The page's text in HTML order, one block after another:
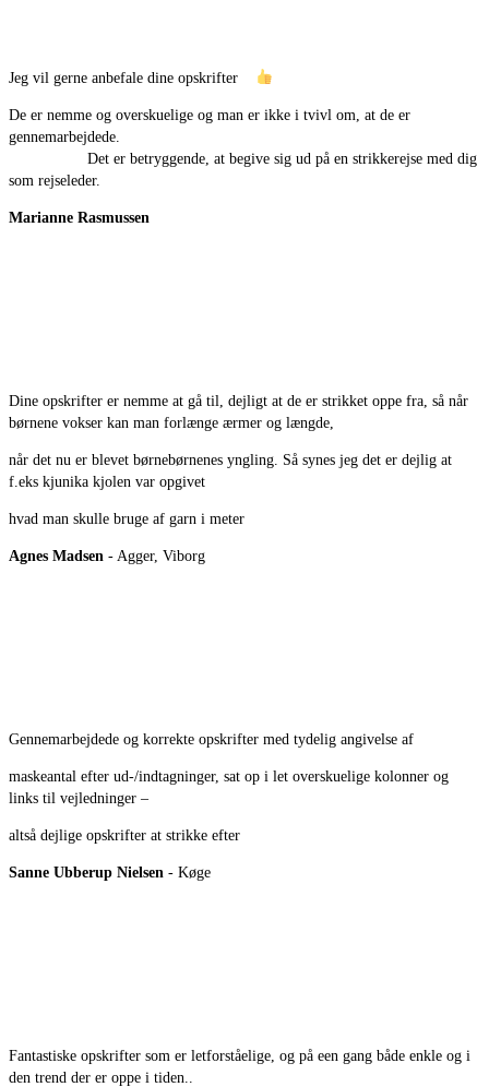
Jeg vil gerne anbefale dine opskrifter
De er nemme og overskuelige og man er ikke i tvivl om, at de er
gennemarbejdede.
Det er betryggende, at begive sig ud på en strikkerejse med dig
som rejseleder.
Marianne Rasmussen
Dine opskrifter er nemme at gå til, dejligt at de er strikket oppe fra, så når
børnene vokser kan man forlænge ærmer og længde,
når det nu er blevet børnebørnenes yngling. Så synes jeg det er dejlig at
f.eks kjunika kjolen var opgivet
hvad man skulle bruge af garn i meter
Agnes Madsen - Agger, Viborg
Gennemarbejdede og korrekte opskrifter med tydelig angivelse af
maskeantal efter ud-/indtagninger, sat op i let overskuelige kolonner og
links til vejledninger –
altså dejlige opskrifter at strikke efter
Sanne Ubberup Nielsen - Køge
Fantastiske opskrifter som er letforståelige, og på een gang både enkle og i
den trend der er oppe i tiden..